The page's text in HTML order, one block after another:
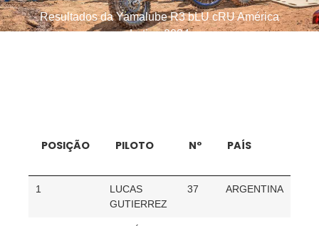
Resultados da Yamalube R3 bLU cRU América
Latina 2024
POSIÇÃO PILOTO Nº PAÍS
PILOTO Nº PAÍS
1
LUCAS
GUTIERREZ
37 ARGENTINA